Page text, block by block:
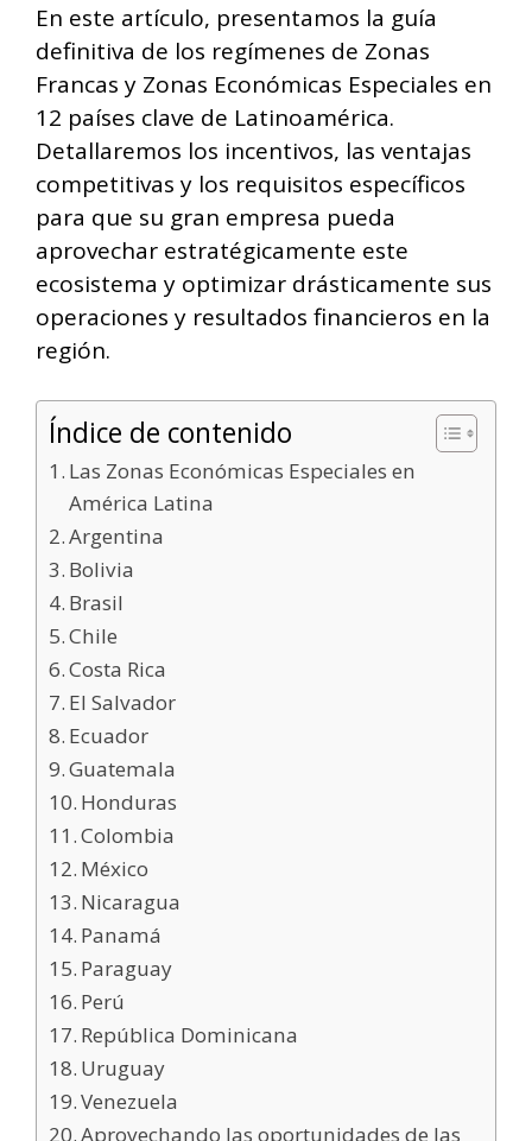
En este artículo, presentamos la guía
definitiva de los regímenes de Zonas
Francas y Zonas Económicas Especiales en
12 países clave de Latinoamérica.
Detallaremos los incentivos, las ventajas
competitivas y los requisitos específicos
para que su gran empresa pueda
aprovechar estratégicamente este
ecosistema y optimizar drásticamente sus
operaciones y resultados financieros en la
región.
Índice de contenido
Las Zonas Económicas Especiales en
América Latina
Argentina
Bolivia
Brasil
Chile
Costa Rica
El Salvador
Ecuador
Guatemala
Honduras
Colombia
México
Nicaragua
Panamá
Paraguay
Perú
República Dominicana
Uruguay
Venezuela
Aprovechando las oportunidades de las